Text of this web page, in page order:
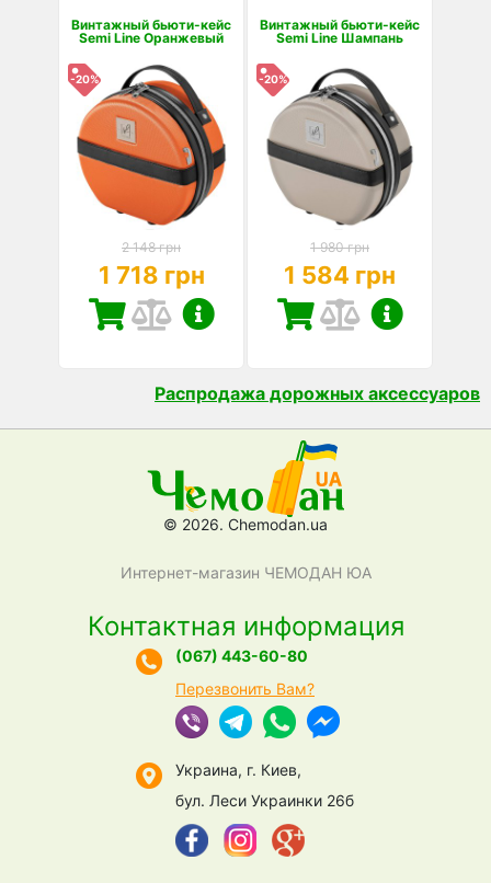
Винтажный бьюти-кейс
Semi Line Оранжевый
-20%
2 148 грн
1 718 грн
Винтажный бьюти-кейс
Semi Line Шампань
-20%
1 980 грн
1 584 грн
Распродажа дорожных аксессуаров
© 2026. Chemodan.ua
Интернет-магазин ЧЕМОДАН ЮА
Контактная информация
(067) 443-60-80
Перезвонить Вам?
Украина, г. Киев,
бул. Леси Украинки 26б